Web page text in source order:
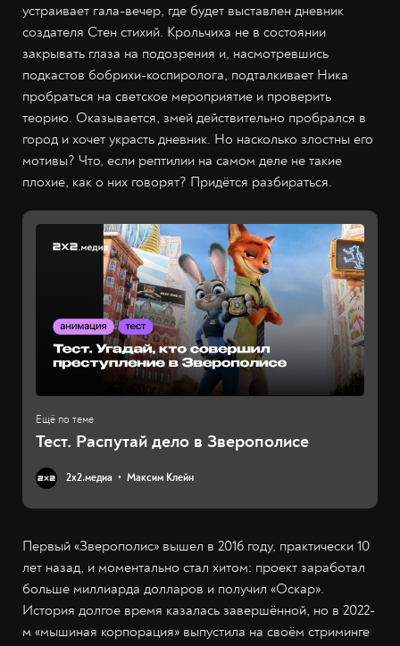
устраивает гала-вечер, где будет выставлен дневник
создателя Стен стихий. Крольчиха не в состоянии
закрывать глаза на подозрения и, насмотревшись
подкастов бобрихи-коспиролога, подталкивает Ника
пробраться на светское мероприятие и проверить
теорию. Оказывается, змей действительно пробрался в
город и хочет украсть дневник. Но насколько злостны его
мотивы? Что, если рептилии на самом деле не такие
плохие, как о них говорят? Придётся разбираться.
Тест. Распутай дело в Зверополисе
2х2.медиа Максим Клейн
Первый «Зверополис» вышел в 2016 году, практически 10
лет назад, и моментально стал хитом: проект заработал
больше миллиарда долларов и получил «Оскар».
История долгое время казалась завершённой, но в 2022-
м «мышиная корпорация» выпустила на своём стриминге